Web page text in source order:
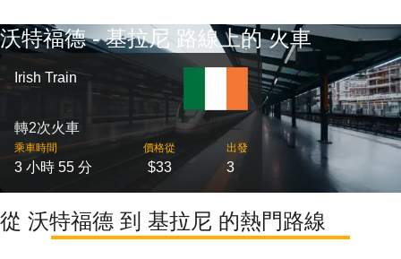
沃特福德 - 基拉尼 路線上的 火車
Irish Train
轉2次火車
乘車時間
3 小時 55 分
價格從
$33
出發
3
從 沃特福德 到 基拉尼 的熱門路線